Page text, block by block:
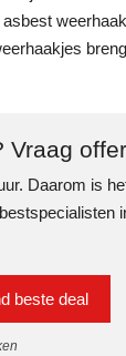
Vraag
Daarom is
beste deal